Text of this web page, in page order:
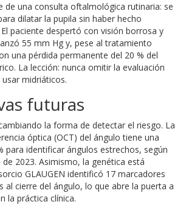
de una consulta oftalmológica rutinaria: se
dilatar la pupila sin haber hecho
paciente despertó con visión borrosa y
55 mm Hg y, pese al tratamiento
una pérdida permanente del 20 % del
La lección: nunca omitir la evaluación
midriáticos.
futuras
la forma de detectar el riesgo. La
óptica (OCT) del ángulo tiene una
para identificar ángulos estrechos, según
2023. Asimismo, la genética está
GLAUGEN identificó 17 marcadores
al cierre del ángulo, lo que abre la puerta a
la práctica clínica.